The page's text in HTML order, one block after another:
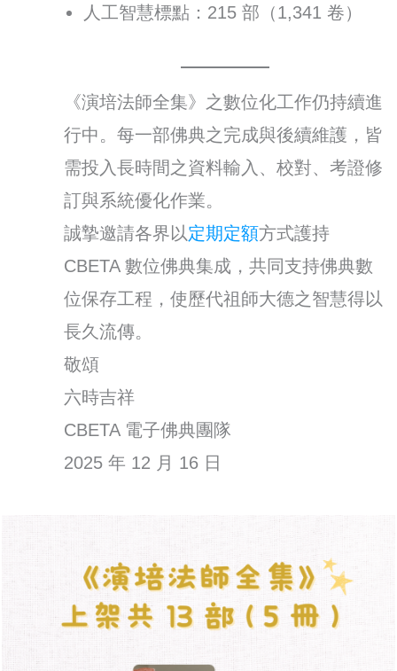
人工智慧標點：215 部（1,341 卷）
《演培法師全集》之數位化工作仍持續進
行中。每一部佛典之完成與後續維護，皆
需投入長時間之資料輸入、校對、考證修
訂與系統優化作業。
誠摯邀請各界以定期定額方式護持
CBETA 數位佛典集成，共同支持佛典數
位保存工程，使歷代祖師大德之智慧得以
長久流傳。
敬頌
六時吉祥
CBETA 電子佛典團隊
2025 年 12 月 16 日